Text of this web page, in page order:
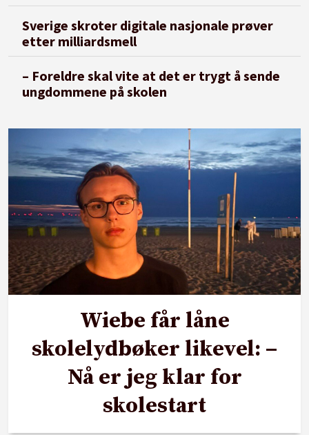
Sverige skroter digitale nasjonale prøver
etter milliardsmell
– Foreldre skal vite at det er trygt å sende
ungdommene på skolen
Wiebe får låne
skolelydbøker likevel: –
Nå er jeg klar for
skolestart